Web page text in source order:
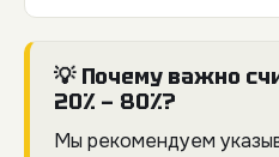
💡 Почему важно
20% — 80%?
Мы рекомендуем